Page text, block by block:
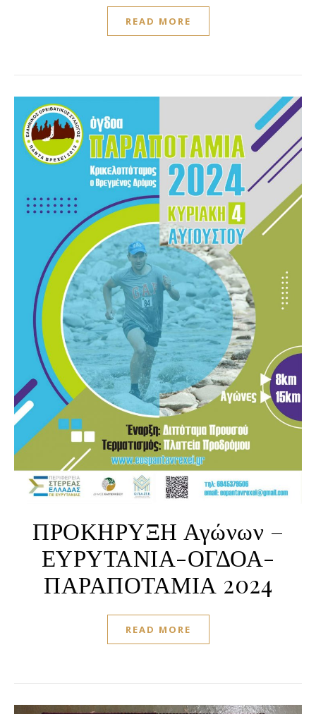
READ MORE
ΠΡΟΚΗΡΥΞΗ Αγώνων –
ΕΥΡΥΤΑΝΙΑ-ΟΓΔΟΑ-
ΠΑΡΑΠΟΤΑΜΙΑ 2024
READ MORE